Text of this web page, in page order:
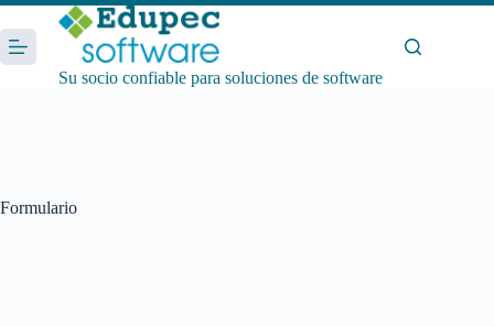
Saltar
al
contenido
Su socio confiable para soluciones de software
Formulario